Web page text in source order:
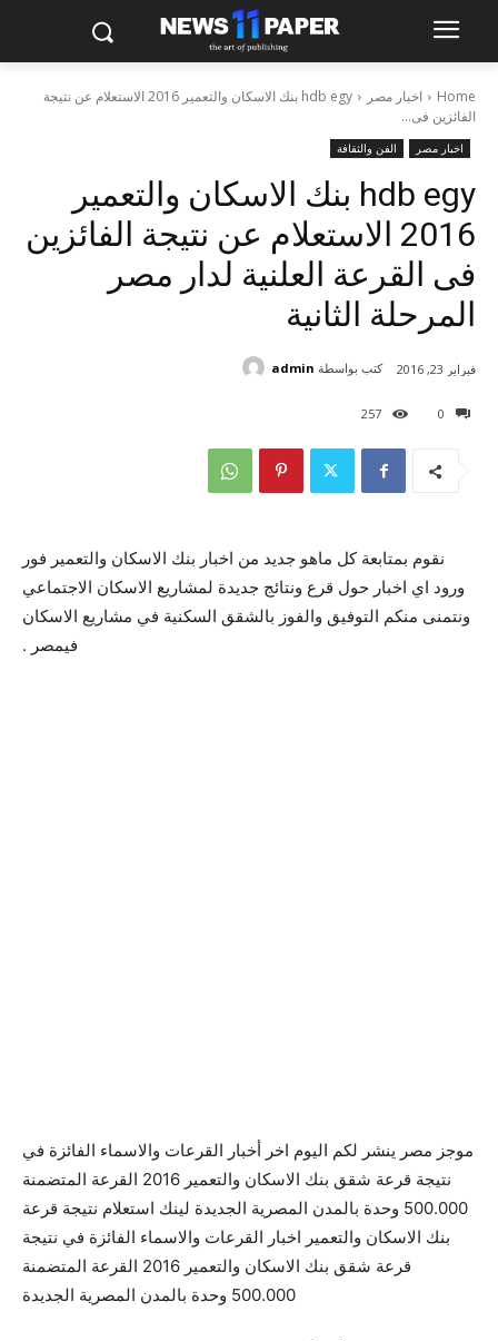
Home اخبار مصر
hdb egy بنك الاسكان والتعمير 2016 الاستعلام عن نتيجة
الفائزين فى...
اخبار مصر الفن والثقافة
hdb egy بنك الاسكان والتعمير
2016 الاستعلام عن نتيجة الفائزين
فى القرعة العلنية لدار مصر
المرحلة الثانية
0
257
فبراير 23, 2016 كتب بواسطة admin
نقوم بمتابعة كل ماهو جديد من اخبار بنك الاسكان والتعمير فور
ورود اي اخبار حول قرع ونتائج جديدة لمشاريع الاسكان الاجتماعي
ونتمنى منكم التوفيق والفوز بالشقق السكنية في مشاريع الاسكان
فيمصر .
موجز مصر ينشر لكم اليوم اخر أخبار القرعات والاسماء الفائزة في
نتيجة قرعة شقق بنك الاسكان والتعمير 2016 القرعة المتضمنة
500.000 وحدة بالمدن المصرية الجديدة لينك استعلام نتيجة قرعة
بنك الاسكان والتعمير اخبار القرعات والاسماء الفائزة في نتيجة
قرعة شقق بنك الاسكان والتعمير 2016 القرعة المتضمنة
500.000 وحدة بالمدن المصرية الجديدة